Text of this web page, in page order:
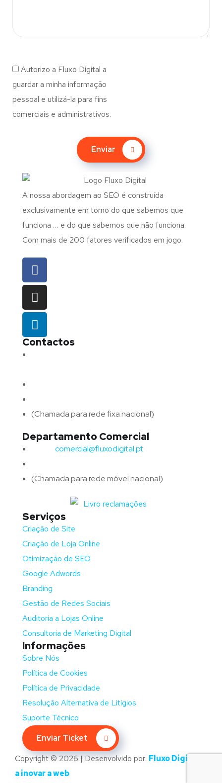
Autorizo a Fluxo Digital a
guardar a minha informação
pessoal e utilizá-la para fins
comerciais e administrativos.
Enviar
A nossa abordagem ao SEO é construída
exclusivamente em torno do que sabemos que
funciona … e do que sabemos que não funciona.
Com mais de 200 fatores verificados em jogo.
Contactos
(Chamada para rede fixa nacional)
Departamento Comercial
comercial@fluxodigital.pt
(Chamada para rede móvel nacional)
Serviços
Criação de Site
Criação de Loja Online
Otimização de SEO
Google Adwords
Branding
Gestão de Redes Sociais
Auditoria a Lojas Online
Consultoria de Marketing Digital
Informações
Sobre Nós
Política de Cookies
Política de Privacidade
Resolução Alternativa de Litígios
Suporte Técnico
Enviar Ticket
Copyright © 2026 | Desenvolvido por: Fluxo Digital –
a inovar a web